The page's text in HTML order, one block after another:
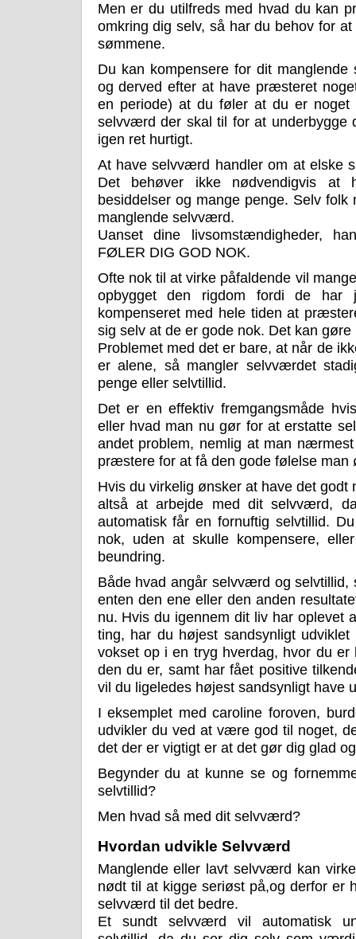
Men er du utilfreds med hvad du kan
omkring dig selv, så har du behov for
sømmene.
Du kan kompensere for dit
og derved efter at have præsteret
en periode) at du føler at du er
selvværd der skal til for at underbygge
igen ret hurtigt.
At have selvværd handler om at elske
Det behøver ikke nødvendigvis at
besiddelser og mange penge. Selv
manglende selvværd.
Uanset dine livsomstændigheder,
FØLER DIG GOD NOK.
Ofte nok til at virke påfaldende vil
opbygget den rigdom fordi de har
kompenseret med hele tiden at
sig selv at de er gode nok. Det kan
Problemet med det er bare, at når de
er alene, så mangler selvværdet
penge eller selvtillid.
Det er en effektiv fremgangsmåde
eller hvad man nu gør for at erstatte
andet problem, nemlig at man
præstere for at få den gode følelse man
Hvis du virkelig ønsker at have det godt
altså at arbejde med dit selvværd,
automatisk får en fornuftig selvtillid.
nok, uden at skulle kompensere,
beundring.
Både hvad angår selvværd og
enten den ene eller den anden
nu. Hvis du igennem dit liv har oplevet
ting, har du højest sandsynligt
vokset op i en tryg hverdag, hvor du
den du er, samt har fået positive
vil du ligeledes højest sandsynligt have
I eksemplet med caroline foroven,
udvikler du ved at være god til noget,
det der er vigtigt er at det gør dig glad
Begynder du at kunne se og
selvtillid?
Men hvad så med dit selvværd?
Hvordan udvikle Selvværd
Manglende eller lavt selvværd kan
nødt til at kigge seriøst på,og derfor er
selvværd til det bedre.
Et sundt selvværd vil automatisk